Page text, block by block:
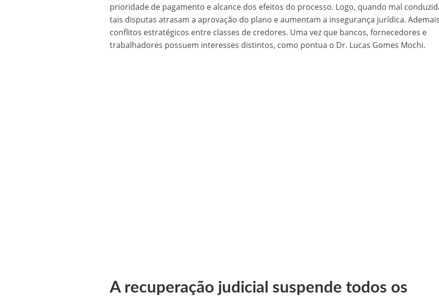
prioridade de pagamento e alcance dos efeitos do processo. Logo, quando mal
tais disputas atrasam a aprovação do plano e aumentam a insegurança jurídica.
conflitos estratégicos entre classes de credores. Uma vez que bancos, fornecedores e
trabalhadores possuem interesses distintos, como pontua o Dr. Lucas Gomes Mochi.
A recuperação judicial suspende todos os